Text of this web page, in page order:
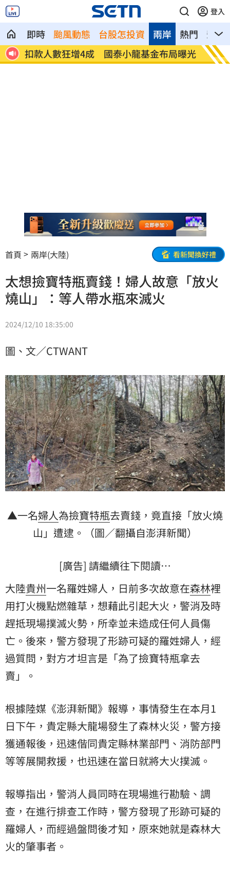
登入
即時 颱風動態 台股怎投資 熱門 影音
兩岸
12
扣款人數狂增4成 國泰小龍基金布局曝光 車是
費
首頁 兩岸(大陸) 看新聞換好禮
太想撿寶特瓶賣錢！婦人故意「放火
燒山」：等人帶水瓶來滅火
2024/12/10 18:35:00
圖、文／CTWANT
▲一名婦人為撿寶特瓶去賣錢，竟直接「放火燒
山」遭逮。（圖／翻攝自澎湃新聞）
[廣告] 請繼續往下閱讀…
大陸貴州一名羅姓婦人，日前多次故意在森林裡
用打火機點燃雜草，想藉此引起大火，警消及時
趕抵現場撲滅火勢，所幸並未造成任何人員傷
亡。後來，警方發現了形跡可疑的羅姓婦人，經
過質問，對方才坦言是「為了撿寶特瓶拿去
賣」。
根據陸媒《澎湃新聞》報導，事情發生在本月1
日下午，貴定縣大龍場發生了森林火災，警方接
獲通報後，迅速偕同貴定縣林業部門、消防部門
等等展開救援，也迅速在當日就將大火撲滅。
報導指出，警消人員同時在現場進行勘驗、調
查，在進行排查工作時，警方發現了形跡可疑的
羅婦人，而經過盤問後才知，原來她就是森林大
火的肇事者。